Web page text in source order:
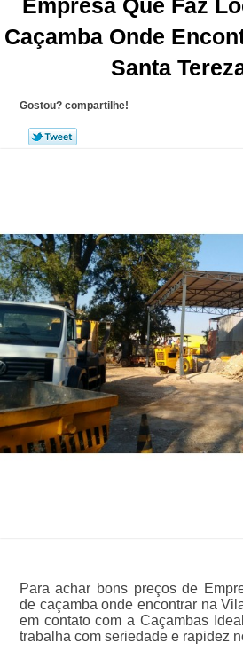
Empresa Que Faz
Caçamba Onde
Santa
Gostou? compartilhe!
Para achar bons preços de
de caçamba onde encontrar na
em contato com a Caçambas
trabalha com seriedade e rapidez